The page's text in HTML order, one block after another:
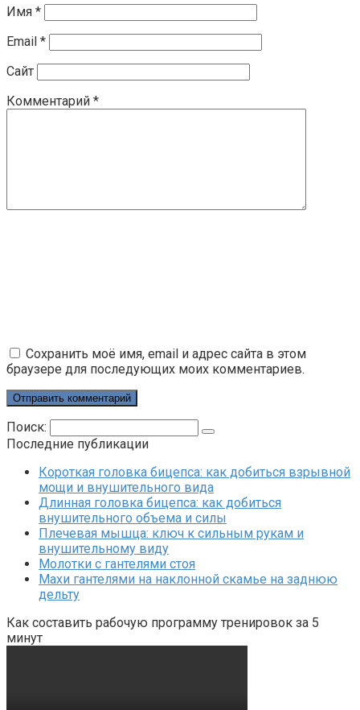
Имя *
Email *
Сайт
Комментарий *
Сохранить моё имя, email и адрес сайта в этом
браузере для последующих моих комментариев.
Поиск:
Последние публикации
Короткая головка бицепса: как добиться взрывной
мощи и внушительного вида
Длинная головка бицепса: как добиться
внушительного объема и силы
Плечевая мышца: ключ к сильным рукам и
внушительному виду
Молотки с гантелями стоя
Махи гантелями на наклонной скамье на заднюю
дельту
Как составить рабочую программу тренировок за 5
минут